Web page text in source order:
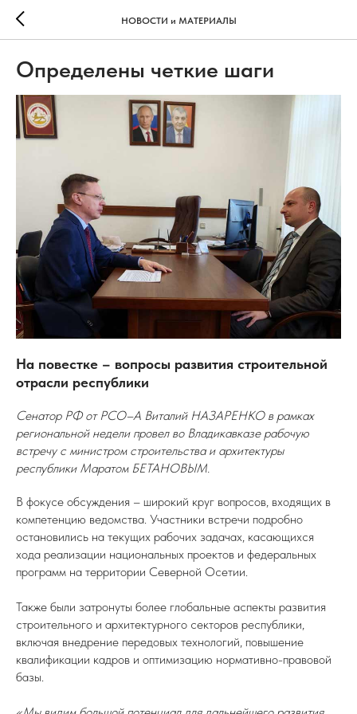
НОВОСТИ и МАТЕРИАЛЫ
Определены четкие шаги
На повестке – вопросы развития строительной
отрасли республики
Сенатор РФ от РСО–А Виталий НАЗАРЕНКО в рамках
региональной недели провел во Владикавказе рабочую
встречу с министром строительства и архитектуры
республики Маратом БЕТАНОВЫМ.
В фокусе обсуждения – широкий круг вопросов, входящих в
компетенцию ведомства. Участники встречи подробно
остановились на текущих рабочих задачах, касающихся
хода реализации национальных проектов и федеральных
программ на территории Северной Осетии.
Также были затронуты более глобальные аспекты развития
строительного и архитектурного секторов республики,
включая внедрение передовых технологий, повышение
квалификации кадров и оптимизацию нормативно-правовой
базы.